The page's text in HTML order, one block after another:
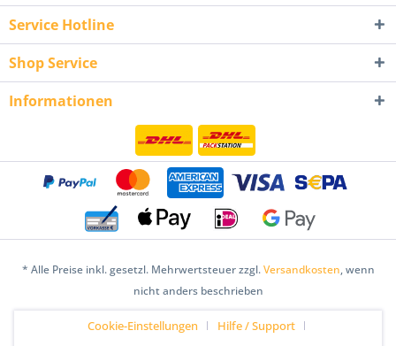
Service Hotline
Shop Service
Informationen
* Alle Preise inkl. gesetzl. Mehrwertsteuer zzgl.Versandkosten, wenn
nicht anders beschrieben
Cookie-Einstellungen
Hilfe / Support